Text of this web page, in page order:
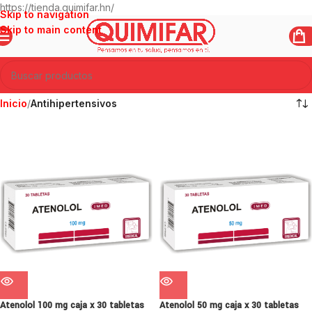
https://tienda.quimifar.hn/
Skip to navigation
Skip to main content
Inicio/Antihipertensivos
Atenolol 100 mg caja x 30 tabletas Atenolol 50 mg caja x 30 tabletas